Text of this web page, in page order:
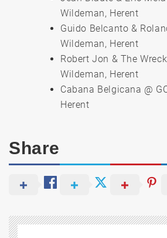
Wildeman, Herent
Guido Belcanto &
Wildeman, Herent
Robert Jon & The
Wildeman, Herent
Cabana Belgicana @
Herent
Share